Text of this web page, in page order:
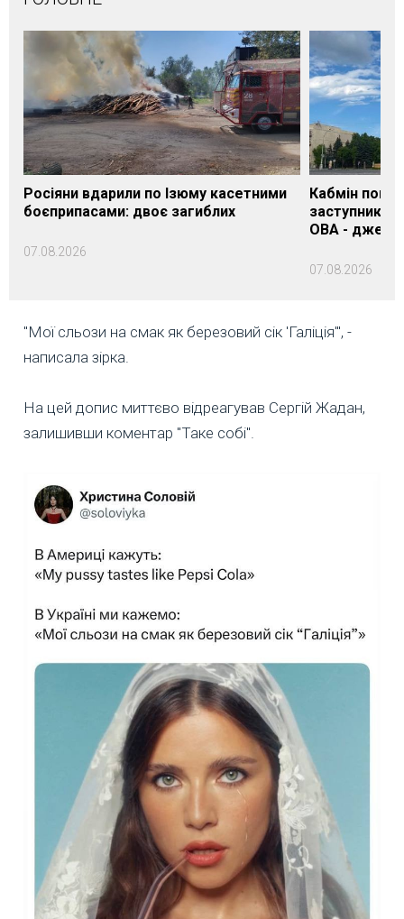
Росіяни вдарили по Ізюму касетними
боєприпасами: двоє загиблих
07.08.2026
Кабмін
заступника
ОВА -
07.08.2026
"Мої сльози на смак як березовий сік 'Галіція'", -
написала зірка.
На цей допис миттєво відреагував Сергій Жадан,
залишивши коментар "Таке собі".